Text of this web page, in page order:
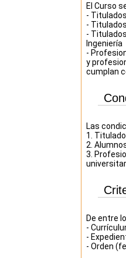
El Curso
-
-
-
Ingeniería
-
y
cumplan
Las
1.
2.
3.
De entre
-
-
- Orden